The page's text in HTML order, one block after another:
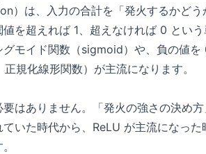
は、入力の合計を「発火するかどう
を超えれば 1、超えなければ 0 とい
モイド関数（sigmoid）や、負の値
規化線形関数）が主流になります。
はありません。「発火の強さの決め
いた時代から、ReLU が主流になっ